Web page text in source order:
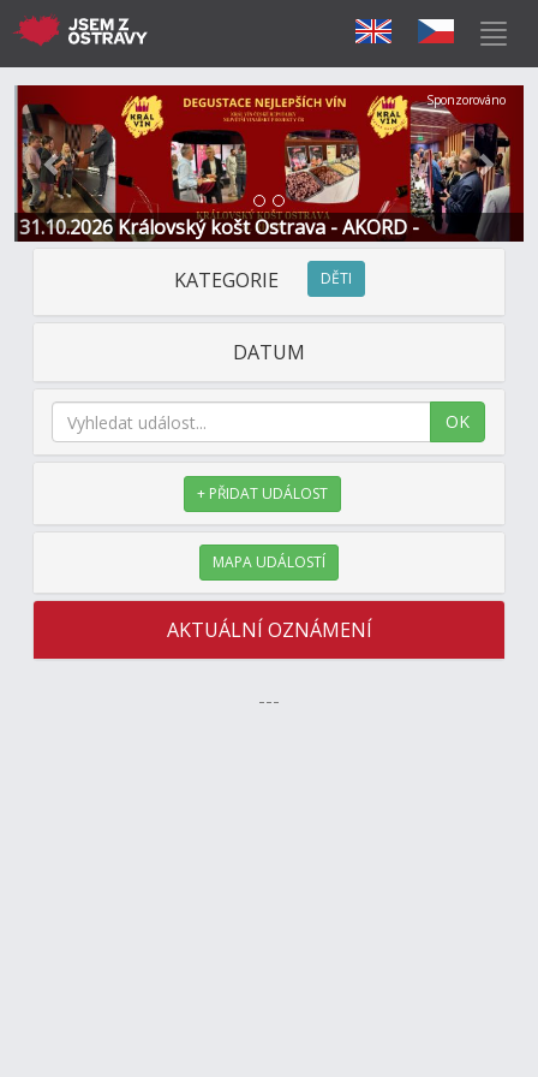
31.10.2026 Královský košt Ostrava - AKORD -
Restaurace a Hotel
Předchozí Další
Sponzorováno
KATEGORIE DĚTI
DATUM
OK
+ PŘIDAT UDÁLOST
MAPA UDÁLOSTÍ
AKTUÁLNÍ OZNÁMENÍ
---